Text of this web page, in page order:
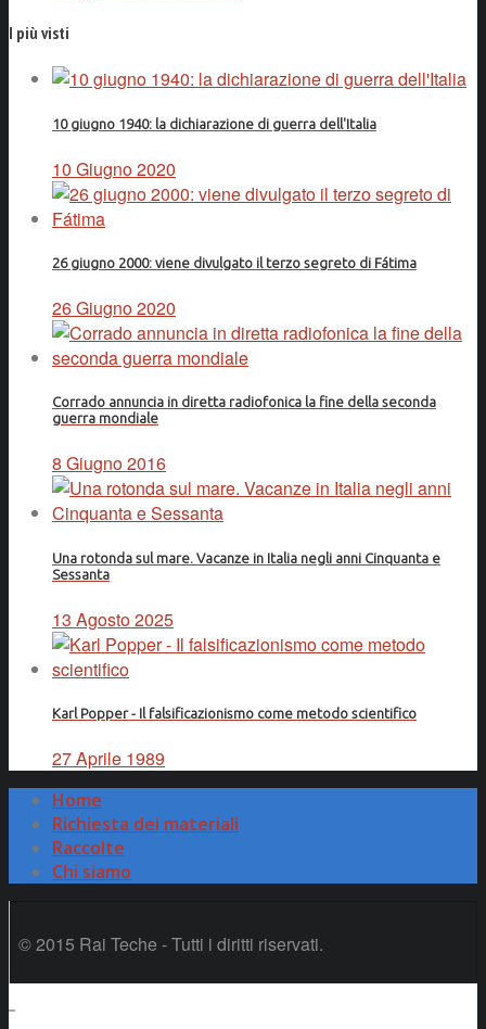
I più visti
10 giugno 1940: la dichiarazione di guerra dell'Italia
10 Giugno 2020
26 giugno 2000: viene divulgato il terzo segreto di Fátima
26 Giugno 2020
Corrado annuncia in diretta radiofonica la fine della seconda
guerra mondiale
8 Giugno 2016
Una rotonda sul mare. Vacanze in Italia negli anni Cinquanta e
Sessanta
13 Agosto 2025
Karl Popper - Il falsificazionismo come metodo scientifico
27 Aprile 1989
Home
Richiesta dei materiali
Raccolte
Chi siamo
© 2015 Rai Teche - Tutti i diritti riservati.